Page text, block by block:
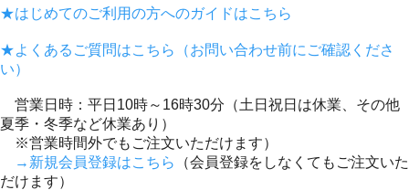
★はじめてのご利用の方へのガイドはこちら
★よくあるご質問はこちら（お問い合わせ前にご確認くださ
い）
営業日時：平日10時～16時30分（土日祝日は休業、その他
夏季・冬季など休業あり）
※営業時間外でもご注文いただけます）
→新規会員登録はこちら
（会員登録をしなくてもご注文いた
だけます）